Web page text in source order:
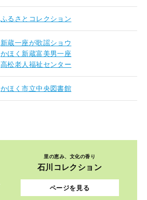
ふるさとコレクション
新蔵一座が歌謡ショウ
かほく新蔵富美男一座
高松老人福祉センター
かほく市立中央図書館
里の恵み、文化の香り
石川コレクション
ページを見る